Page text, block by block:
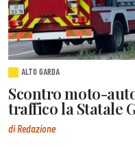
ALTO GARDA
Scontro moto-
traffico la Statale
di Redazione